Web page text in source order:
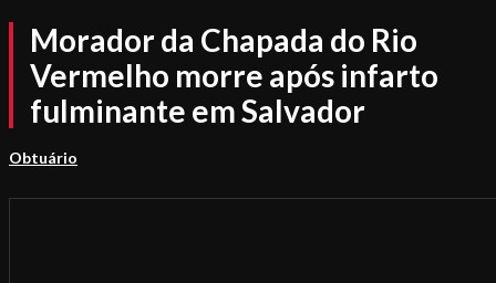
Morador da Chapada do Rio
Vermelho morre após infarto
fulminante em Salvador
Obtuário